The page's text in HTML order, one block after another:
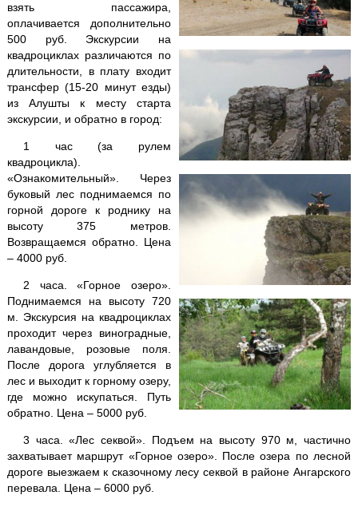
Водопад Джур-Джур + храм Маяк
Долина привидений
Заповедник и Беседка ветров
Кара-Даг +
Коктебель
Крымские святыни
Ласточкино гнездо
Ливадийский дворец
Массандровский дворец
Мангуп-Кале
Никитский ботанический сад
Поляна Сказок + Ялтинский зоопарк
Севастополь+ Херсонес
Севастополь + 35-ая батарея
взять пассажира,
оплачивается дополнительно
500 руб. Экскурсии на
квадроциклах различаются по
длительности, в плату входит
трансфер (15-20 минут езды)
из Алушты к месту старта
экскурсии, и обратно в город:
1 час (за рулем
квадроцикла).
«Ознакомительный». Через
буковый лес поднимаемся по
горной дороге к роднику на
высоту 375 метров.
Возвращаемся обратно. Цена
– 4000 руб.
2 часа. «Горное озеро».
Поднимаемся на высоту 720
м. Экскурсия на квадроциклах
проходит через виноградные,
лавандовые, розовые поля.
После дорога углубляется в
лес и выходит к горному озеру,
где можно искупаться. Путь
обратно. Цена – 5000 руб.
3 часа. «Лес секвой». Подъем на высоту 970 м, частично
захватывает маршрут «Горное озеро». После озера по лесной
дороге выезжаем к сказочному лесу секвой в районе Ангарского
перевала. Цена – 6000 руб.